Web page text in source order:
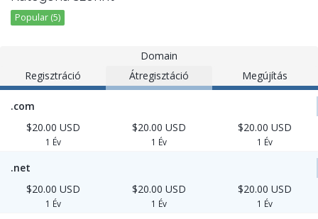
Popular (5)
Domain
Regisztráció
Átregisztáció Megújítás
.com
$20.00 USD
1 Év
$20.00 USD
1 Év
$20.00 USD
1 Év
.net
$20.00 USD
1 Év
$20.00 USD
1 Év
$20.00 USD
1 Év